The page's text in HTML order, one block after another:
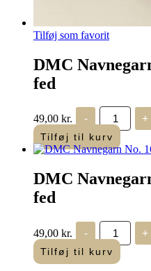
Tilføj som favorit
DMC
fed
49,00 kr. -
DMC
Navnegarn
No.
16
-
-
antal
+
Tilføj til kurv
DMC
fed
49,00 kr. -
DMC
Navnegarn
No.
16
+
Tilføj til kurv